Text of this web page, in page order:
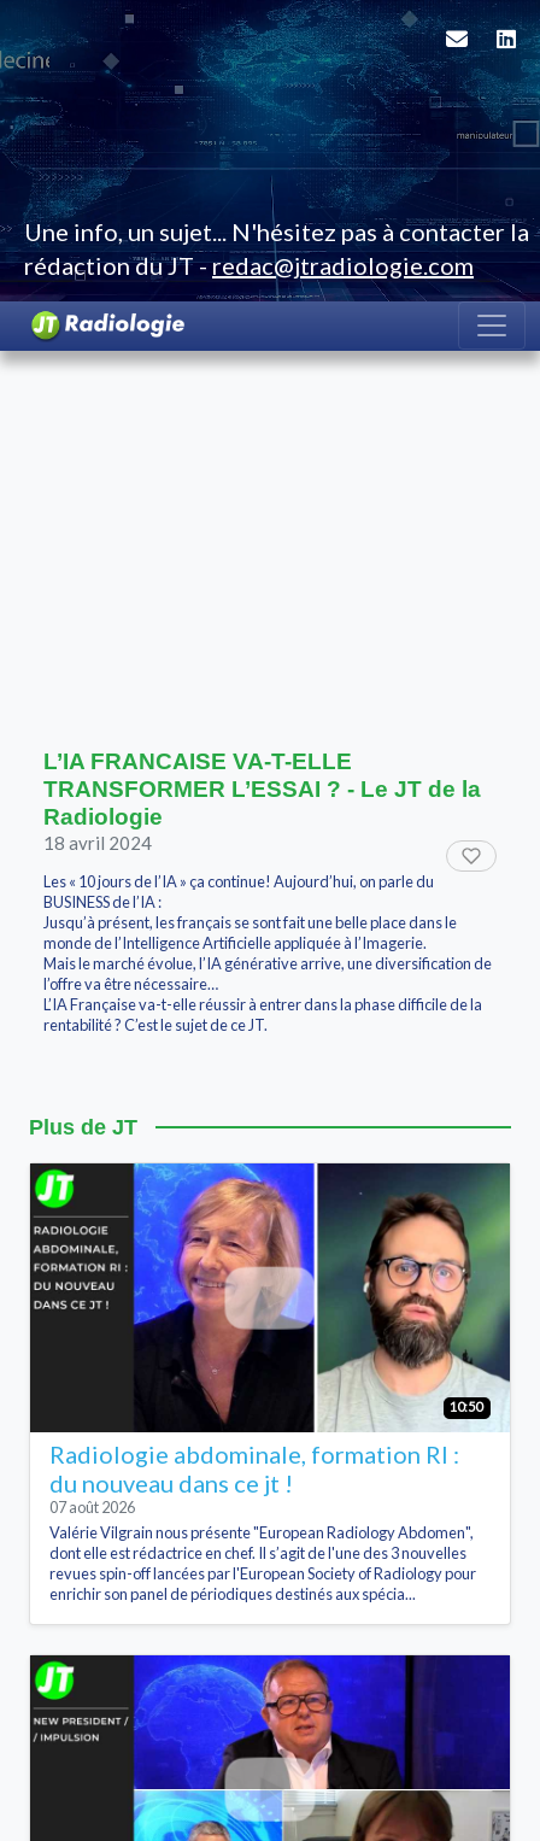
Une info, un sujet... N'hésitez pas à contacter la
rédaction du JT -redac@jtradiologie.com
L’IA FRANCAISE VA-T-ELLE
TRANSFORMER L’ESSAI ? - Le JT de la
Radiologie
18 avril 2024
Les « 10 jours de l’IA » ça continue! Aujourd’hui, on parle du
BUSINESS de l’IA :
Jusqu’à présent, les français se sont fait une belle place dans le
monde de l’Intelligence Artificielle appliquée à l’Imagerie.
Mais le marché évolue, l’IA générative arrive, une diversification de
l’offre va être nécessaire…
L’IA Française va-t-elle réussir à entrer dans la phase difficile de la
rentabilité ? C’est le sujet de ce JT.
Plus de JT
10:50
Radiologie abdominale, formation RI :
du nouveau dans ce jt !
07 août 2026
Valérie Vilgrain nous présente "European Radiology Abdomen",
dont elle est rédactrice en chef. Il s’agit de l'une des 3 nouvelles
revues spin-off lancées par l'European Society of Radiology pour
enrichir son panel de périodiques destinés aux spécia...